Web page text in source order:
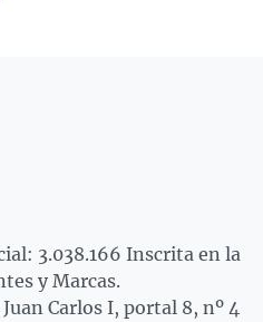
3.038.166 Inscrita en la
y Marcas.
Carlos I, portal 8, nº 4